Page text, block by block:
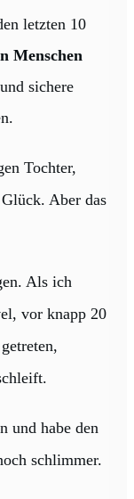
letzten 10
Menschen
sichere
Tochter,
Aber das
Als ich
vor knapp 20
und habe den
schlimmer.